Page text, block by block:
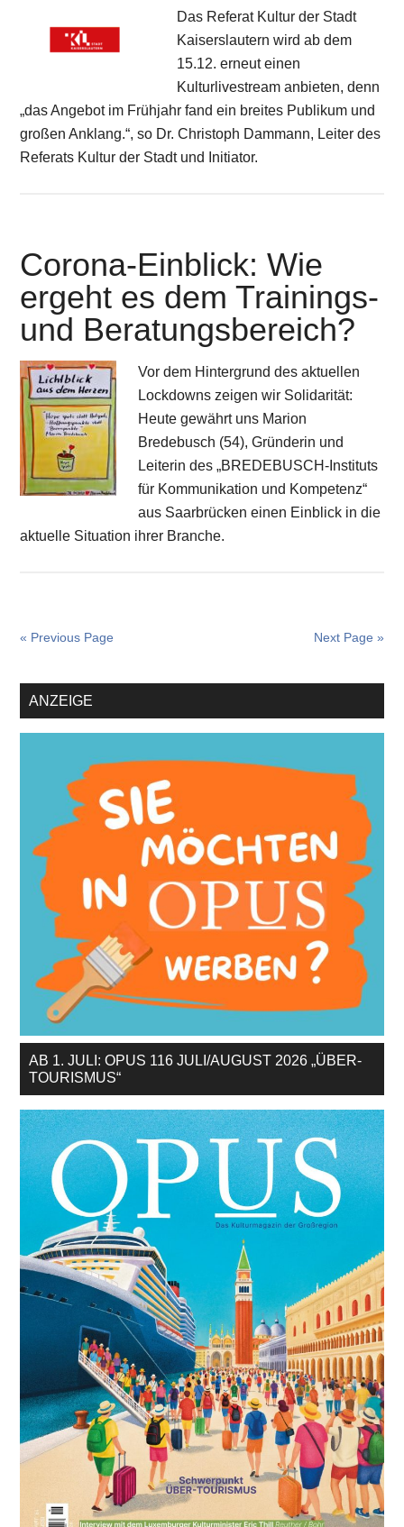
Das Referat Kultur der Stadt
Kaiserslautern wird ab dem
15.12. erneut einen
Kulturlivestream anbieten, denn
„das Angebot im Frühjahr fand ein breites Publikum und
großen Anklang.“, so Dr. Christoph Dammann, Leiter des
Referats Kultur der Stadt und Initiator.
Corona-Einblick: Wie
ergeht es dem Trainings-
und Beratungsbereich?
Vor dem Hintergrund des aktuellen
Lockdowns zeigen wir Solidarität:
Heute gewährt uns Marion
Bredebusch (54), Gründerin und
Leiterin des „BREDEBUSCH-Instituts
für Kommunikation und Kompetenz“
aus Saarbrücken einen Einblick in die
aktuelle Situation ihrer Branche.
« Previous Page Next Page »
Primary
Sidebar
ANZEIGE
AB 1. JULI: OPUS 116 JULI/AUGUST 2026 „ÜBER-
TOURISMUS“